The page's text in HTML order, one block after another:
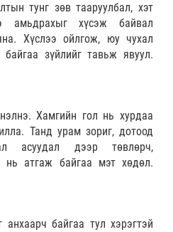
тунг зөв тааруулбал, хэт
амьдрахыг хүсэж байвал
Хүслээ ойлгож, юу чухал
зүйлийг тавьж явуул.
Хамгийн гол нь хурдаа
Танд урам зориг, дотоод
асуудал дээр төвлөрч,
нь атгаж байгаа мэт хөдөл.
байгаа тул хэрэгтэй